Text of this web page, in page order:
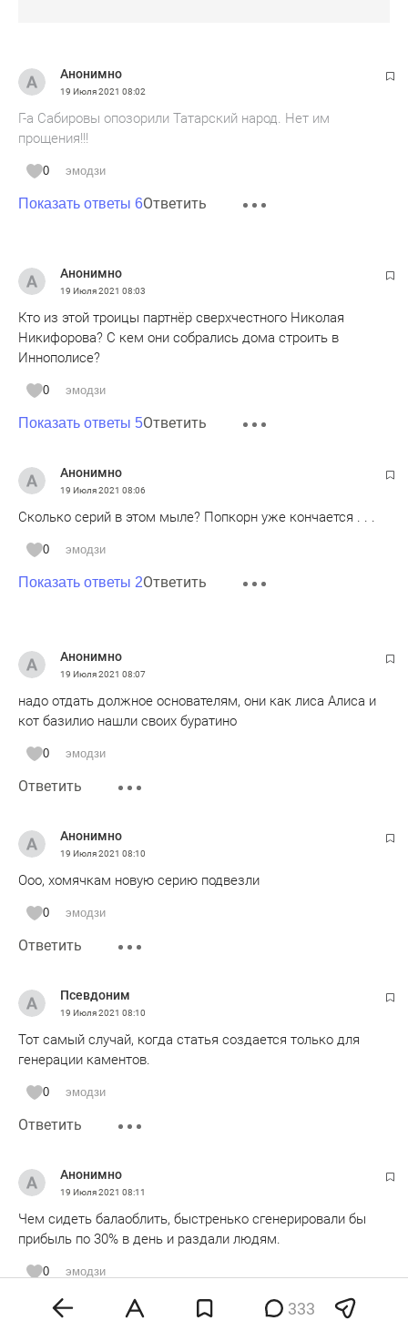
Анонимно
19 Июля 2021 08:02
Г-а Сабировы опозорили Татарский народ. Нет им
прощения!!!
0 эмодзи
Показать ответы 6Ответить
Анонимно
19 Июля 2021 08:03
Кто из этой троицы партнёр сверхчестного Николая
Никифорова? С кем они собрались дома строить в
Иннополисе?
0 эмодзи
Показать ответы 5Ответить
Анонимно
19 Июля 2021 08:06
Сколько серий в этом мыле? Попкорн уже кончается . . .
0 эмодзи
Показать ответы 2Ответить
Анонимно
19 Июля 2021 08:07
надо отдать должное основателям, они как лиса Алиса и
кот базилио нашли своих буратино
0 эмодзи
Ответить
Анонимно
19 Июля 2021 08:10
Ооо, хомячкам новую серию подвезли
0 эмодзи
Ответить
Псевдоним
19 Июля 2021 08:10
Тот самый случай, когда статья создается только для
генерации каментов.
0 эмодзи
Ответить
Анонимно
19 Июля 2021 08:11
Чем сидеть балаоблить, быстренько сгенерировали бы
прибыль по 30% в день и раздали людям.
0 эмодзи
Показать ответы 2 Ответить 333